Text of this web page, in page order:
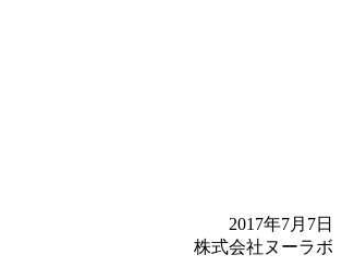
2017年7月7日
株式会社ヌーラボ